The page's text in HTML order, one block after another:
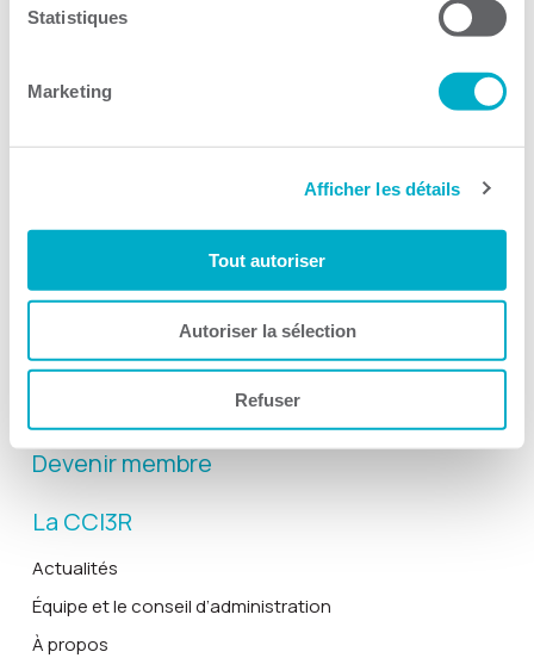
Statistiques
Marketing
Afficher les détails
Tout autoriser
Autoriser la sélection
Refuser
Suivez-nous
Gala Radisson
Solutions RH
Devenir membre
La CCI3R
Actualités
Équipe et le conseil d’administration
À propos